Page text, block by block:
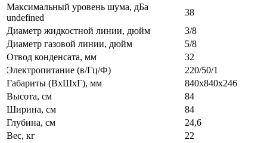
Максимальный уровень шума, дБа
undefined
38
Диаметр жидкостной линии, дюйм
3/8
Диаметр газовой линии, дюйм
5/8
Отвод конденсата, мм
32
Электропитание (в/Гц/Ф)
220/50/1
Габариты (ВxШxГ), мм
840x840x246
Высота, см
84
Ширина, см
84
Глубина, см
24,6
Вес, кг
22